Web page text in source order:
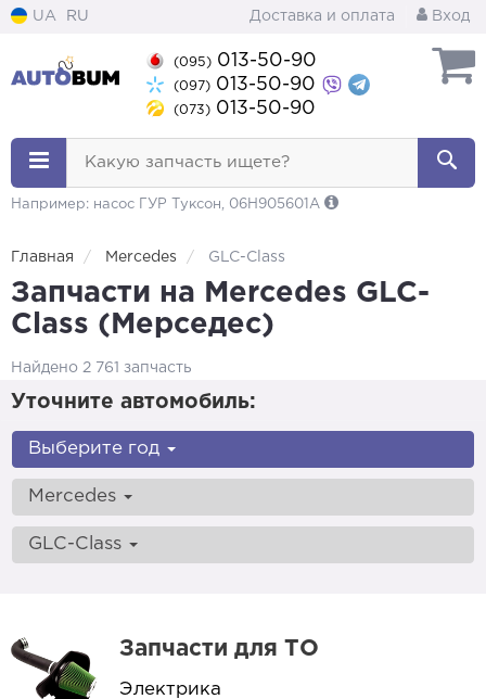
UA RU Доставка и оплата Вход
(095) 013-50-90
(097) 013-50-90
(073) 013-50-90
Какую запчасть ищете?
Например: насос ГУР Туксон, 06H905601A
Главная Mercedes GLC-Class
Запчасти на Mercedes GLC-
Class (Мерседес)
Найдено 2 761 запчасть
Уточните автомобиль:
Выберите год
Mercedes
GLC-Class
Запчасти для ТО
Электрика